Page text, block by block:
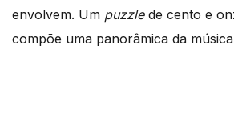
envolvem. Um puzzle de cento e
compõe uma panorâmica da